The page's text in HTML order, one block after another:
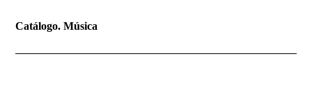
Catálogo. Música